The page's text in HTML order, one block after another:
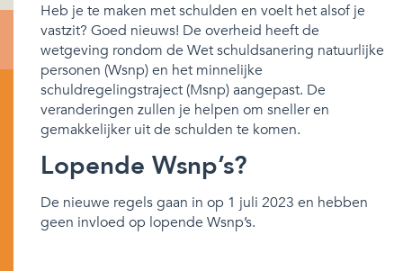
Heb je te maken met schulden en voelt het alsof je
vastzit? Goed nieuws! De overheid heeft de
wetgeving rondom de Wet schuldsanering natuurlijke
personen (Wsnp) en het minnelijke
schuldregelingstraject (Msnp) aangepast. De
veranderingen zullen je helpen om sneller en
gemakkelijker uit de schulden te komen.
Lopende Wsnp’s?
De nieuwe regels gaan in op 1 juli 2023 en hebben
geen invloed op lopende Wsnp’s.